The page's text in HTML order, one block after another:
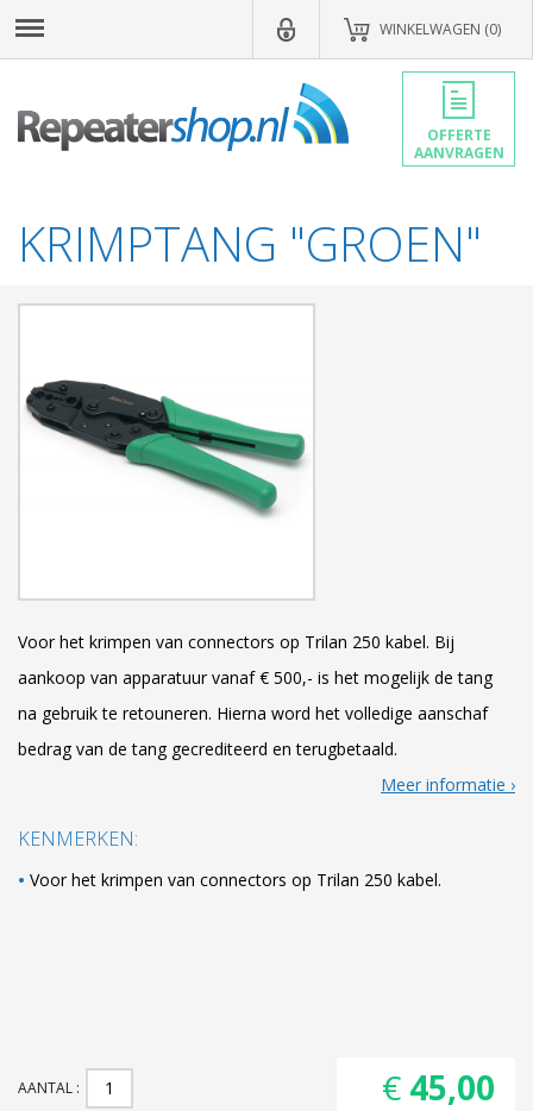
WINKELWAGEN (0)
OFFERTE
AANVRAGEN
KRIMPTANG "GROEN"
Voor het krimpen van connectors op Trilan 250 kabel. Bij
aankoop van apparatuur vanaf € 500,- is het mogelijk de tang
na gebruik te retouneren. Hierna word het volledige aanschaf
bedrag van de tang gecrediteerd en terugbetaald.
Meer informatie
KENMERKEN:
Voor het krimpen van connectors op Trilan 250 kabel.
AANTAL € 45,00